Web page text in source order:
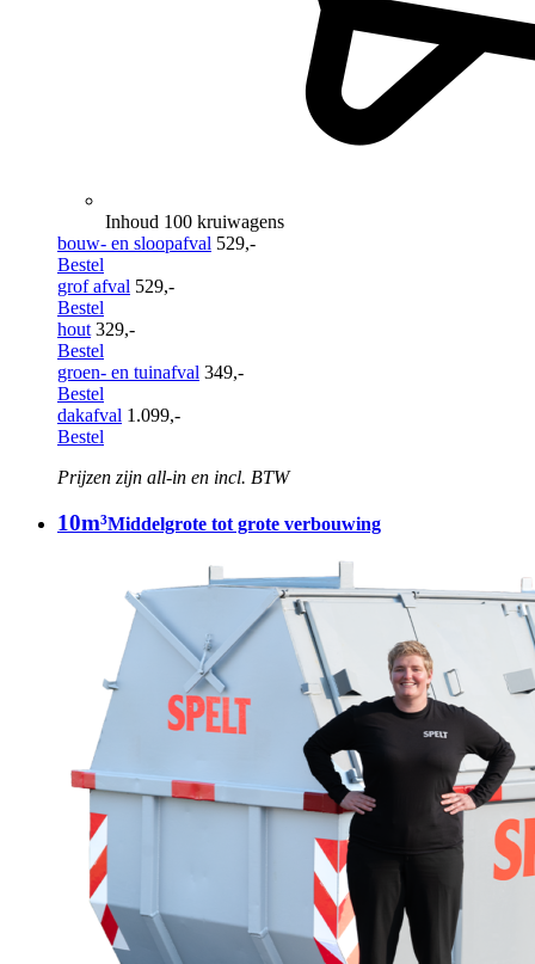
Inhoud 100 kruiwagens
bouw- en sloopafval 529,-
Bestel
grof afval 529,-
Bestel
hout 329,-
Bestel
groen- en tuinafval 349,-
Bestel
dakafval 1.099,-
Bestel
Prijzen zijn all-in en incl. BTW
10m³Middelgrote tot grote verbouwing